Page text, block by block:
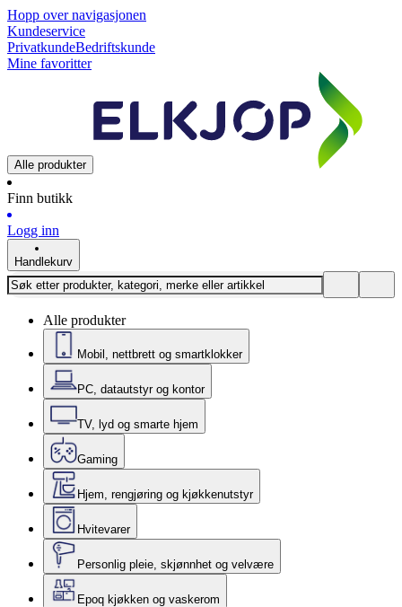
Hopp over navigasjonen
Kundeservice
PrivatkundeBedriftskunde
Mine favoritter
Alle produkter
Finn butikk
Logg inn
Handlekurv
Alle produkter
Mobil, nettbrett og smartklokker
PC, datautstyr og kontor
TV, lyd og smarte hjem
Gaming
Hjem, rengjøring og kjøkkenutstyr
Hvitevarer
Personlig pleie, skjønnhet og velvære
Epoq kjøkken og vaskerom